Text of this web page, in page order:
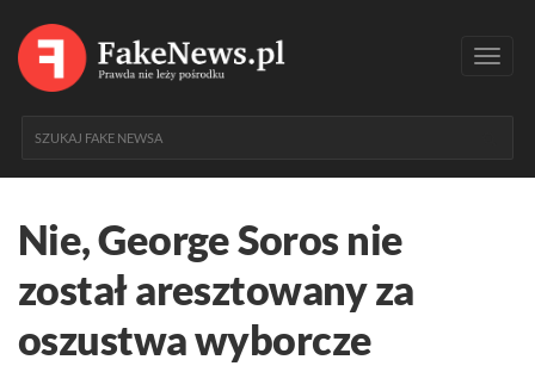
Nie, George Soros nie
został aresztowany za
oszustwa wyborcze